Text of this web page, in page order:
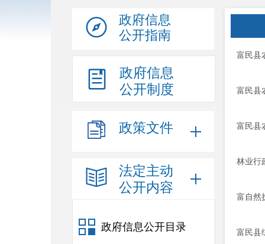
政府信息
公开指南
政府信息
公开制度
政策文件
法定主动
公开内容
政府信息公开目录
富民县
富民县
富民县
林业行
富自然
富民县